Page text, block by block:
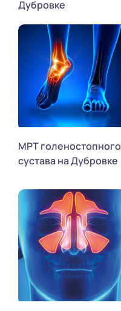
Дубровке
МРТ голеностопного
сустава на Дубровке